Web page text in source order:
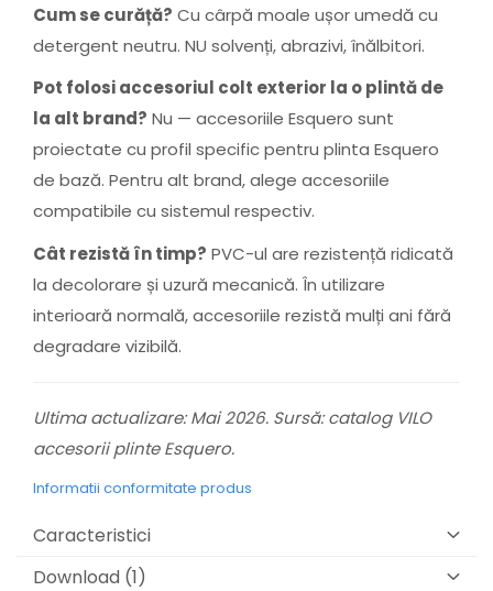
Cum se curăță? Cu cârpă moale ușor umedă cu
detergent neutru. NU solvenți, abrazivi, înălbitori.
Pot folosi accesoriul colt exterior la o plintă de
la alt brand? Nu — accesoriile Esquero sunt
proiectate cu profil specific pentru plinta Esquero
de bază. Pentru alt brand, alege accesoriile
compatibile cu sistemul respectiv.
Cât rezistă în timp? PVC-ul are rezistență ridicată
la decolorare și uzură mecanică. În utilizare
interioară normală, accesoriile rezistă mulți ani fără
degradare vizibilă.
Ultima actualizare: Mai 2026. Sursă: catalog VILO
accesorii plinte Esquero.
Informatii conformitate produs
Caracteristici
Download (1)